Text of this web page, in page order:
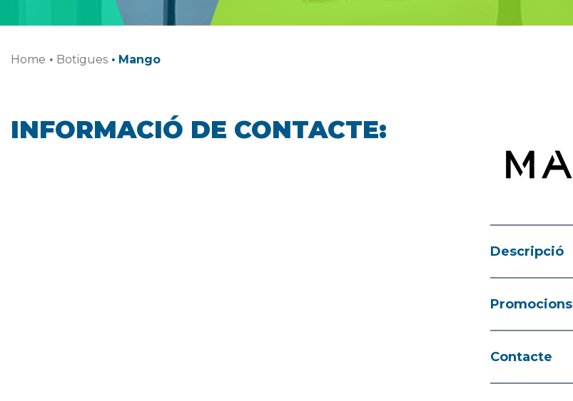
Home · Botigues · Mango
INFORMACIÓ DE CONTACTE:
Descripció
Promocions
Contacte